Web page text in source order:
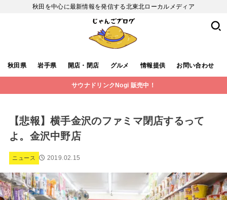
秋田を中心に最新情報を発信する北東北ローカルメディア
秋田県 岩手県 開店・閉店 グルメ 情報提供 お問い合わせ
サウナドリンクNogi 販売中！
【悲報】横手金沢のファミマ閉店するって
よ。金沢中野店
ニュース 2019.02.15